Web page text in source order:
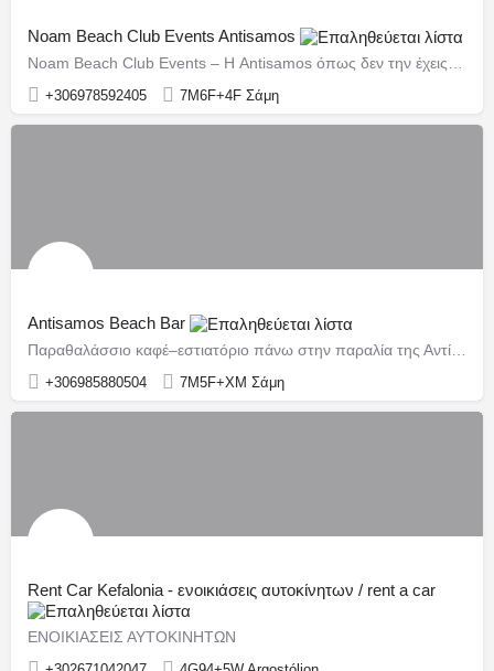
Noam Beach Club Events Antisamos
Noam Beach Club Events – Η Antisamos όπως δεν την έχεις ξαναζήσει
+306978592405 7M6F+4F Σάμη
Antisamos Beach Bar
Παραθαλάσσιο καφέ–εστιατόριο πάνω στην παραλία της Αντίσαμου, σε οργανωμένη ζώνη με ξαπλώστρες και ομπρέλες.
+306985880504 7M5F+XM Σάμη
Rent Car Kefalonia - ενοικιάσεις αυτοκίνητων / rent a car
ΕΝΟΙΚΙΑΣΕΙΣ ΑΥΤΟΚΙΝΗΤΩΝ